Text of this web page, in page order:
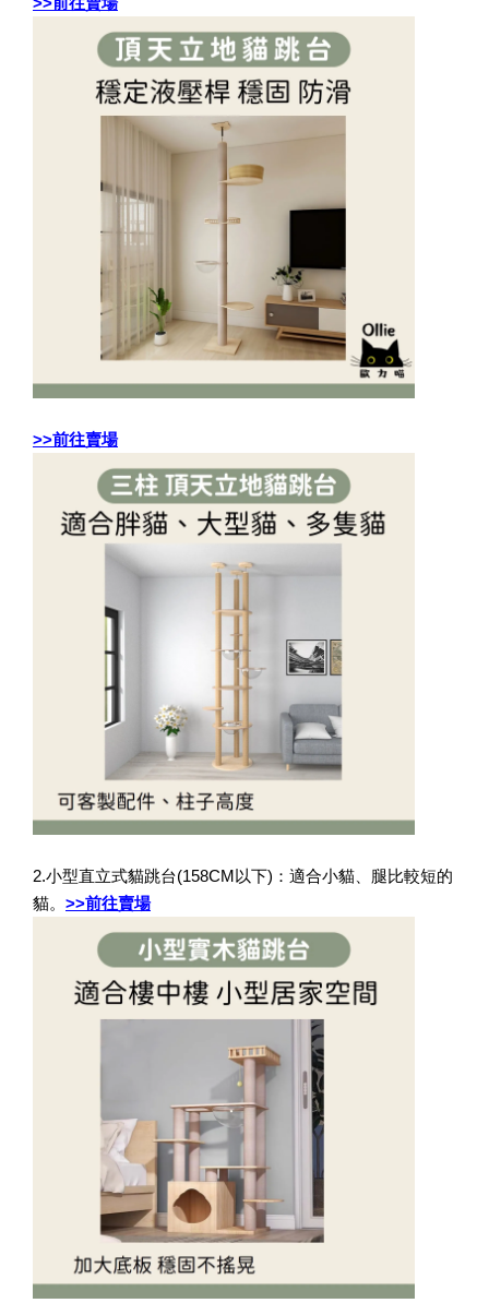
>>前往賣場
2.小型直立式貓跳台(158CM以下)：適合小貓、腿比較短的
貓。 >>前往賣場